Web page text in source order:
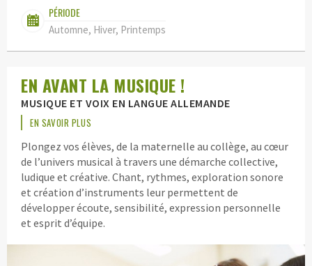
PÉRIODE
Automne, Hiver, Printemps
EN AVANT LA MUSIQUE !
MUSIQUE ET VOIX EN LANGUE ALLEMANDE
EN SAVOIR PLUS
Plongez vos élèves, de la maternelle au collège, au cœur
de l’univers musical à travers une démarche collective,
ludique et créative. Chant, rythmes, exploration sonore
et création d’instruments leur permettent de
développer écoute, sensibilité, expression personnelle
et esprit d’équipe.